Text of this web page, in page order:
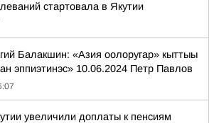
стартовала в Якутии
Балакшин: «Азия оолоругар» кыттыы
эппиэтинэс» 10.06.2024 Петр Павлов
увеличили доплаты к пенсиям